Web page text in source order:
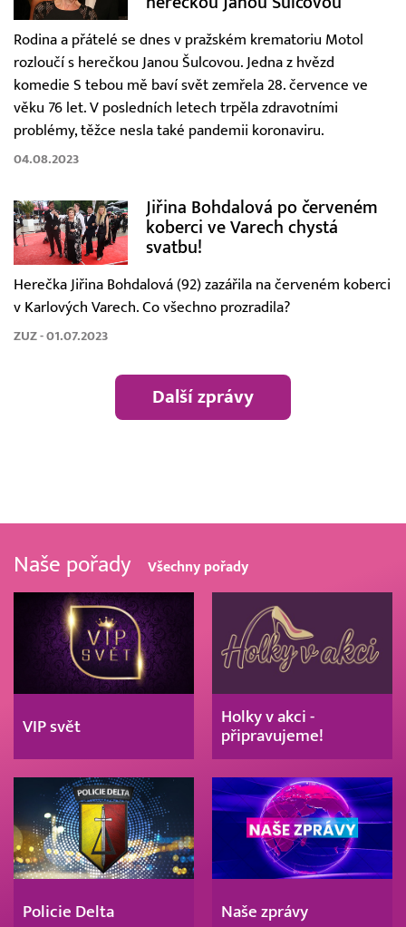
Rodina a přátelé se dnes v pražském krematoriu Motol
rozloučí s herečkou Janou Šulcovou. Jedna z hvězd
komedie S tebou mě baví svět zemřela 28. července ve
věku 76 let. V posledních letech trpěla zdravotními
problémy, těžce nesla také pandemii koronaviru.
04.08.2023
Jiřina Bohdalová po červeném
koberci ve Varech chystá
svatbu!
Herečka Jiřina Bohdalová (92) zazářila na červeném koberci
v Karlových Varech. Co všechno prozradila?
ZUZ - 01.07.2023
Další zprávy
Naše pořady Všechny pořady
VIP svět
Holky v akci -
připravujeme!
Policie Delta Naše zprávy